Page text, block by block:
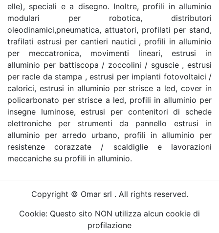
elle), speciali e a disegno. Inoltre, profili in alluminio
modulari per robotica, distributori
oleodinamici,pneumatica, attuatori, profilati per stand,
trafilati estrusi per cantieri nautici , profili in alluminio
per meccatronica, movimenti lineari, estrusi in
alluminio per battiscopa / zoccolini / sguscie , estrusi
per racle da stampa , estrusi per impianti fotovoltaici /
calorici, estrusi in alluminio per strisce a led, cover in
policarbonato per strisce a led, profili in alluminio per
insegne luminose, estrusi per contenitori di schede
elettroniche per strumenti da pannello estrusi in
alluminio per arredo urbano, profili in alluminio per
resistenze corazzate / scaldiglie e lavorazioni
meccaniche su profili in alluminio.
Copyright © Omar srl . All rights reserved.
Cookie: Questo sito NON utilizza alcun cookie di
profilazione